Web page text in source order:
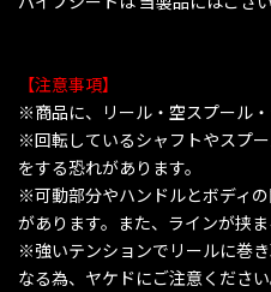
【注意事項】
※商品に、リール・空スプール・
※回転しているシャフトやスプ
をする恐れがあります。
※可動部分やハンドルとボディ
があります。また、ラインが挟
※強いテンションでリールに巻
なる為、ヤケドにご注意くださ